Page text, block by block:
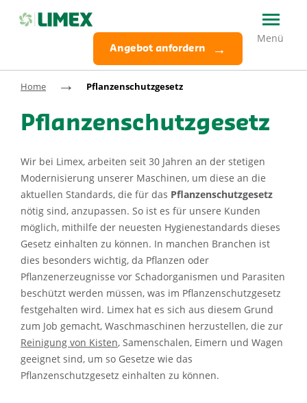
Angebot anfordern
Home → Pflanzenschutzgesetz
Pflanzenschutzgesetz
Wir bei Limex, arbeiten seit 30 Jahren an der stetigen
Modernisierung unserer Maschinen, um diese an die
aktuellen Standards, die für das Pflanzenschutzgesetz
nötig sind, anzupassen. So ist es für unsere Kunden
möglich, mithilfe der neuesten Hygienestandards dieses
Gesetz einhalten zu können. In manchen Branchen ist
dies besonders wichtig, da Pflanzen oder
Pflanzenerzeugnisse vor Schadorganismen und Parasiten
beschützt werden müssen, was im Pflanzenschutzgesetz
festgehalten wird. Limex hat es sich aus diesem Grund
zum Job gemacht, Waschmaschinen herzustellen, die zur
Reinigung von Kisten, Samenschalen, Eimern und Wagen
geeignet sind, um so Gesetze wie das
Pflanzenschutzgesetz einhalten zu können.